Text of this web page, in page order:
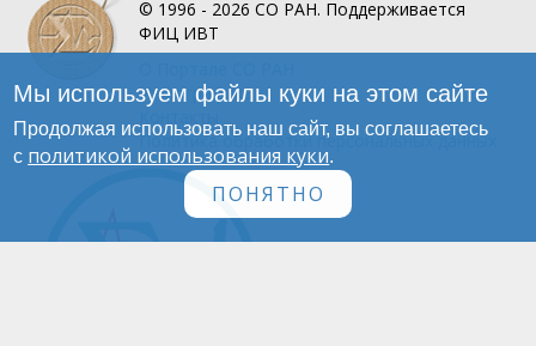
© 1996 - 2026 СО РАН. Поддерживается
ФИЦ ИВТ
Инфографика
Политика обработки персональных данных
Мы используем файлы куки на этом сайте
Продолжая использовать наш сайт, вы соглашаетесь
с политикой использования куки.
ПОНЯТНО